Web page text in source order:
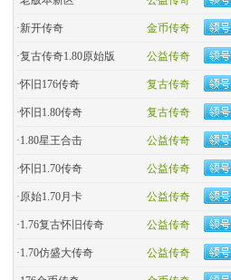
金币传奇
·新开传奇
公益传奇
·复古传奇1.80原始版
复古传奇
·怀旧176传奇
复古传奇
·怀旧1.80传奇
公益传奇
·1.80星王合击
公益传奇
·怀旧1.70传奇
公益传奇
·原始1.70月卡
公益传奇
·1.76复古怀旧传奇
公益传奇
·1.70仿盛大传奇